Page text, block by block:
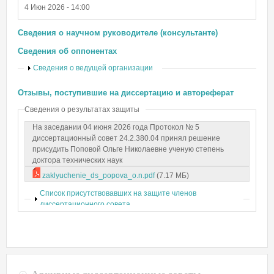
4 Июн 2026 - 14:00
Сведения о научном руководителе (консультанте)
Сведения об оппонентах
Показать
Сведения о ведущей организации
Отзывы, поступившие на диссертацию и автореферат
Сведения о результатах защиты
На заседании 04 июня 2026 года Протокол № 5
диссертационный совет 24.2.380.04 принял решение
присудить Поповой Ольге Николаевне ученую степень
доктора технических наук
zaklyuchenie_ds_popova_o.n.pdf (7.17 МБ)
Показать
Список присутствовавших на защите членов
диссертационного совета